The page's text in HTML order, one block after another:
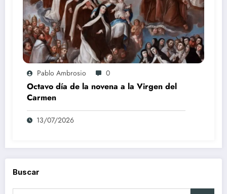
Pablo Ambrosio 0
Octavo día de la novena a la Virgen del
Carmen
13/07/2026
Buscar